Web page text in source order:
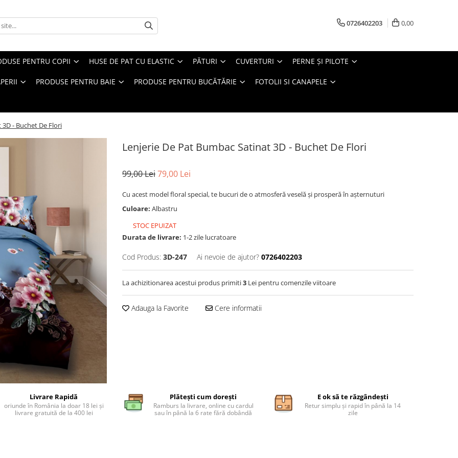
0726402203 0,00
PENTRU COPII HUSE DE PAT CU ELASTIC PĂTURI CUVERTURI PERNE ŞI PILOTE
PRODUSE PENTRU BAIE PRODUSE PENTRU BUCĂTĂRIE FOTOLII SI CANAPELE
- Buchet De Flori
Lenjerie De Pat Bumbac Satinat 3D - Buchet De Flori
99,00 Lei79,00 Lei
Cu acest model floral special, te bucuri de o atmosferă veselă și prosperă în așternuturi
Culoare: Albastru
STOC EPUIZAT
Durata de livrare: 1-2 zile lucratoare
Cod Produs: 3D-247 Ai nevoie de ajutor? 0726402203
La achizitionarea acestui produs primiti3 Lei pentru comenzile viitoare
Adauga la Favorite Cere informatii
Livrare Rapidă
oriunde în România la doar 18 lei și
livrare gratuită de la 400 lei
Plătești cum dorești
Ramburs la livrare, online cu cardul
sau în până la 6 rate fără dobândă
E ok să te răzgândești
Retur simplu și rapid în până la 14
zile